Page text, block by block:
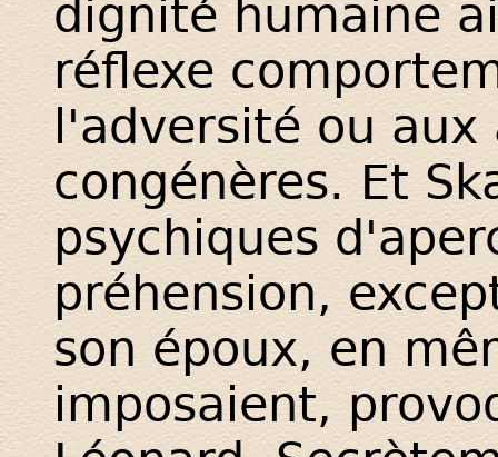
dignité humaine
réflexe
l'adversité ou aux
congénères. Et
psychiques
préhension,
son époux, en
imposaient,